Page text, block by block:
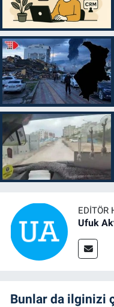
EDITÖR
Ufuk
Bunlar da ilginizi